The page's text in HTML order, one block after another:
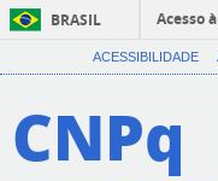
BRASIL
Acesso
ACESSIBILIDADE
CNPq